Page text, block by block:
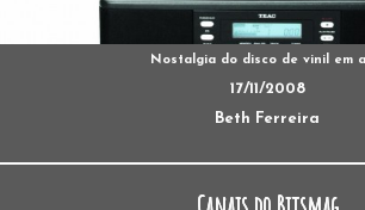
Nostalgia do disco de vinil em
17/11/2008
Beth Ferreira